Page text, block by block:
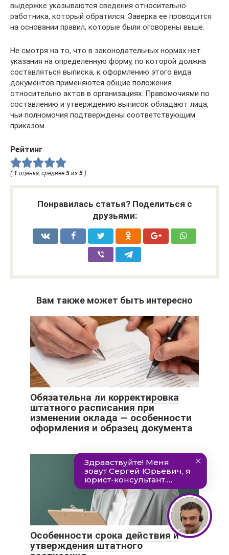
выдержке указываются сведения относительно
работника, который обратился. Заверка ее проводится
на основании правил, которые были оговорены выше.
Не смотря на то, что в законодательных нормах нет
указания на определенную форму, по которой должна
составляться выписка, к оформлению этого вида
документов применяются общие положения
относительно актов в организациях. Правомочиями по
составлению и утверждению выписок обладают лица,
чьи полномочия подтверждены соответствующим
приказом.
Рейтинг
( 1 оценка, среднее 5 из 5 )
Понравилась статья? Поделиться с
друзьями:
Вам также может быть интересно
Обязательна ли корректировка
штатного расписания при
изменении оклада — особенности
оформления и образец документа
Особенности срока действия и
утверждения штатного